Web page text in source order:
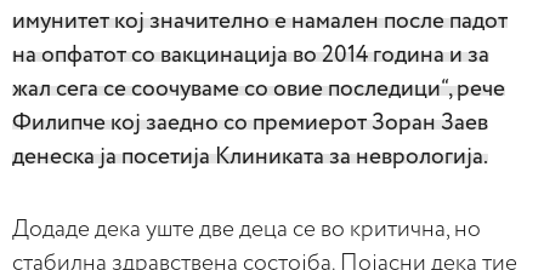
имунитет кој значително е намален после падот
на опфатот со вакцинација во 2014 година и за
жал сега се соочуваме со овие последици“, рече
Филипче кој заедно со премиерот Зоран Заев
денеска ја посетија Клиниката за неврологија.
Додаде дека уште две деца се во критична, но
стабилна здравствена состојба. Појасни дека тие